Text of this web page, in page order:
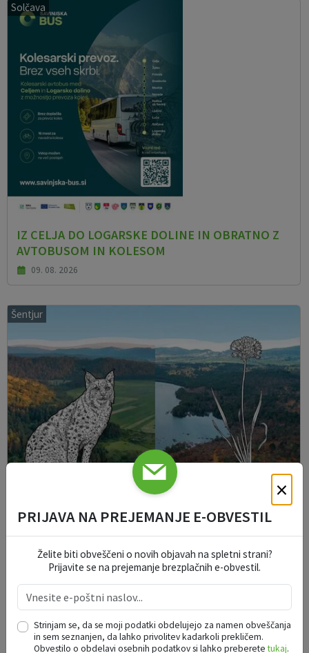
Solčava
IZ CELJA DO LOGARSKE DOLINE IN OBRATNO Z
AVTOBUSOM IN KOLESOM
09. 08. 2026
Šentjur
Pivška pokrajina skozi leto: Življenje med
presihajočimi jezeri in velikimi zvermi
09. 08. 2026
Šentjur
×
PRIJAVA NA PREJEMANJE E-OBVESTIL
Želite biti obveščeni o novih objavah na spletni strani?
Prijavite se na prejemanje brezplačnih e-obvestil.
Strinjam se, da se moji podatki obdelujejo za namen obveščanja
in sem seznanjen, da lahko privolitev kadarkoli prekličem.
Obvestilo o obdelavi osebnih podatkov si lahko preberetetukaj.